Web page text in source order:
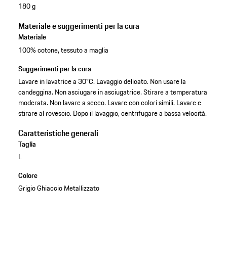
180 g
Materiale e suggerimenti per la cura
Materiale
100% cotone, tessuto a maglia
Suggerimenti per la cura
Lavare in lavatrice a 30°C. Lavaggio delicato. Non usare la
candeggina. Non asciugare in asciugatrice. Stirare a temperatura
moderata. Non lavare a secco. Lavare con colori simili. Lavare e
stirare al rovescio. Dopo il lavaggio, centrifugare a bassa velocità.
Caratteristiche generali
Taglia
L
Colore
Grigio Ghiaccio Metallizzato